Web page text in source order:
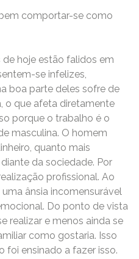
comportar-se como
de hoje estão falidos em
se infelizes,
boa parte deles sofre de
o que afeta diretamente
porque o trabalho é o
masculina. O homem
quanto mais
da sociedade. Por
profissional. Ao
ânsia incomensurável
Do ponto de vista
realizar e menos ainda se
como gostaria. Isso
foi ensinado a fazer isso.